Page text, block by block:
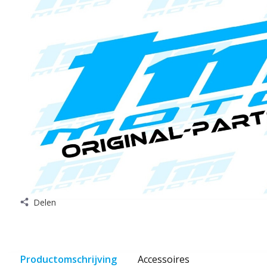
Delen
Productomschrijving Accessoires